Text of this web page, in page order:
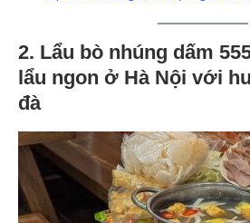
2. Lẩu bò nhúng dấm
lẩu ngon ở Hà Nội với
đà